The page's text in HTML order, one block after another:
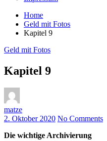
Home
Geld mit Fotos
Kapitel 9
Geld mit Fotos
Kapitel 9
matze
2. Oktober 2020 No Comments
Die wichtige Archivierung